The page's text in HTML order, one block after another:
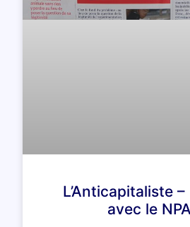
L’Anticapitaliste
avec le